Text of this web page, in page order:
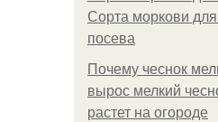
Сорта моркови
посева
Почему чеснок
вырос мелкий
растет на огороде